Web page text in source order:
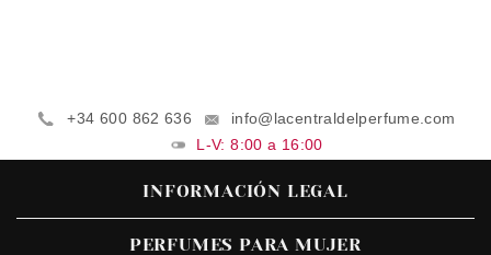
+34 600 862 636
info@lacentraldelperfume.com
L-V: 8:00 a 16:00
INFORMACIÓN LEGAL
PERFUMES PARA MUJER